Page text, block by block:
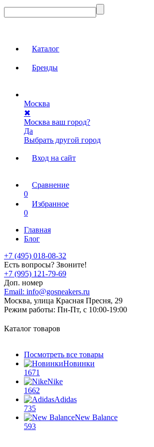
Каталог
Бренды
Москва
✖
Москва ваш город?
Да
Выбрать другой город
Вход на сайт
Сравнение
0
Избранное
0
Главная
Блог
+7 (495) 018-08-32
Есть вопросы? Звоните!
+7 (995) 121-79-69
Доп. номер
Email: info@gosneakers.ru
Москва, улица Красная Пресня, 29
Режим работы: Пн-Пт, с 10:00-19:00
Каталог товаров
Посмотреть все товары
Новинки
1671
Nike
1662
Adidas
735
New Balance
593